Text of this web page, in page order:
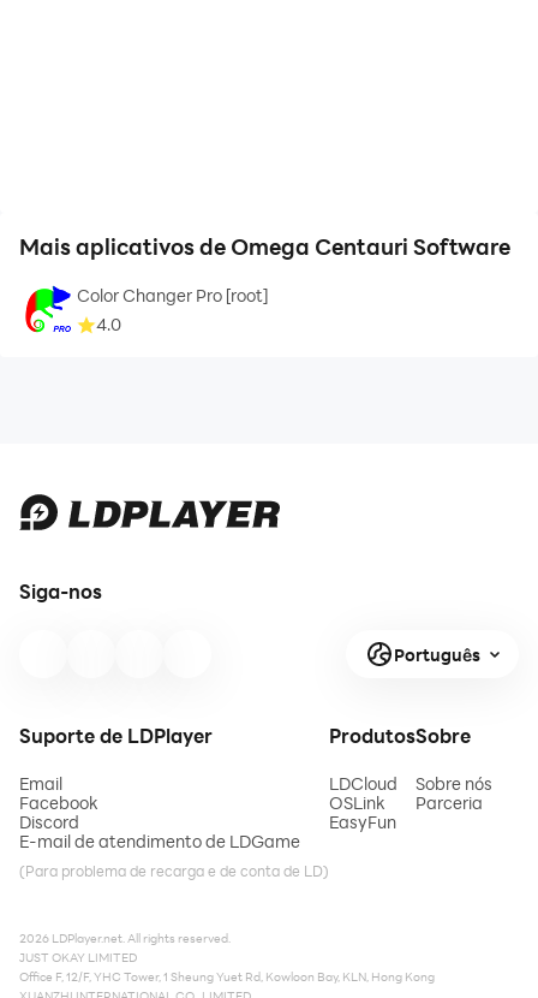
Mais aplicativos de Omega Centauri Software
Color Changer Pro [root]
4.0
Siga-nos
Português
Suporte de LDPlayer
Email
Facebook
Discord
E-mail de atendimento de LDGame
(Para problema de recarga e de conta de LD)
Produtos
LDCloud
OSLink
EasyFun
Sobre
Sobre nós
Parceria
2026 LDPlayer.net. All rights reserved.
JUST OKAY LIMITED
Office F, 12/F, YHC Tower, 1 Sheung Yuet Rd, Kowloon Bay, KLN, Hong Kong